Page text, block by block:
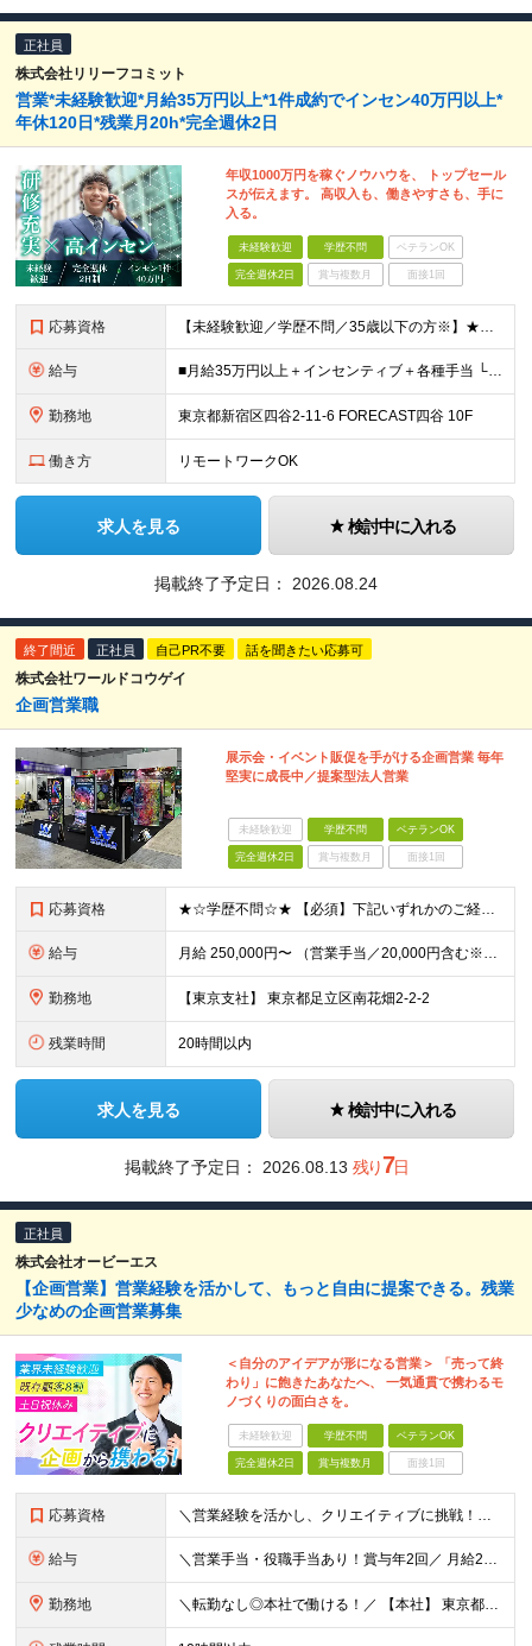
正社員
株式会社リリーフコミット
営業*未経験歓迎*⽉給35万円以上*1件成約でインセン40万円以上*
年休120⽇*残業⽉20h*完全週休2⽇
年収1000万円を稼ぐノウハウを、 トップセール
スが伝えます。 ⾼収⼊も、働きやすさも、⼿に
⼊る。
未経験歓迎 学歴不問 ベテランOK
完全週休2日 賞与複数月 面接1回
応募資格 【未経験歓迎／学歴不問／35歳以下の⽅※】★成果に応じた収⼊を得たい⽅ ＜応募条件＞ ◇35歳以下の⽅ （⻑期キャリア形成を図るため※例外事由3号のイ） ◇未経験歓迎 ◇学歴不問 ＼これまでの経験
給与 ■⽉給35万円以上＋インセンティブ＋各種⼿当 └インセンティブは1件あたり40万円以上を⽀給 ＼その他、⾼額インセンティブ制度あり︕／ ★TOP賞（年間100万〜、半期50万〜） ★コンテスト達成ボ
勤務地 東京都新宿区四⾕2-11-6 FORECAST四⾕ 10F
働き方 リモートワークOK
求人を見る 検討中に入れる
掲載終了予定日： 2026.08.24
終了間近 正社員 自己PR不要 話を聞きたい応募可
株式会社ワールドコウゲイ
企画営業職
展示会・イベント販促を手がける企画営業 毎年
堅実に成長中／提案型法人営業
未経験歓迎 学歴不問 ベテランOK
完全週休2日 賞与複数月 面接1回
応募資格 ★☆学歴不問☆★ 【必須】下記いずれかのご経験をお持ちの方 ◇印刷営業経験1年以上 ◇何かしらの営業経験1年以上 【歓迎】 ◇お客様といっしょにものづくりをしたい方 ◇企画から納品まで携われる仕事
給与 月給 250,000円〜 （営業手当／20,000円含む※研修期間中は含まれません） 【その他手当】 交通費規定支給（月3万円まで） 時間外手当（超過分） 役職手当 出張手当
勤務地 【東京支社】 東京都足立区南花畑2-2-2
残業時間 20時間以内
求人を見る 検討中に入れる
掲載終了予定日： 2026.08.13 残り7日
正社員
株式会社オービーエス
【企画営業】営業経験を活かして、もっと自由に提案できる。残業
少なめの企画営業募集
＜自分のアイデアが形になる営業＞ 「売って終
わり」に飽きたあなたへ、 一気通貫で携わるモ
ノづくりの面白さを。
未経験歓迎 学歴不問 ベテランOK
完全週休2日 賞与複数月 面接1回
応募資格 ＼営業経験を活かし、クリエイティブに挑戦！／ ◆学歴不問 ◆法人営業経験1年以上 ☆業界未経験歓迎！ ＜下記に当てはまる方をお待ちしています！＞ □お客様の話に寄り添うのが好き・得意な方 □モノづく
給与 ＼営業手当・役職手当あり！賞与年2回／ 月給21万円～＋残業代全額支給＋手当多数 ※みなし残業代なし。残業代は別途全額支給いたします ※試用期間3ヵ月あり。期間中の給与・待遇の差異はありません
勤務地 ＼転勤なし◎本社で働ける！／ 【本社】 東京都大田区大森西4-4-15 (変更の範囲)上記を除く当社関連勤務地